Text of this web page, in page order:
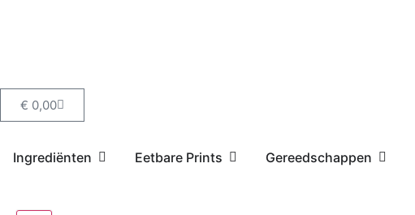
€ 0,00
Ingrediënten Eetbare Prints Gereedschappen